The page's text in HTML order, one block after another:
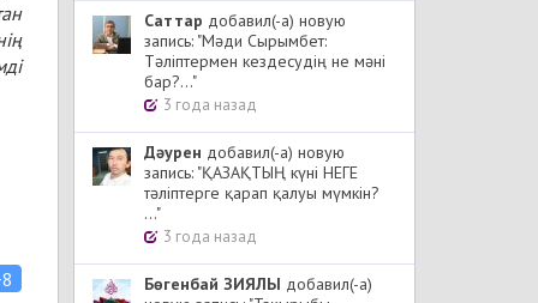
Cаттар добавил(-а) новую
запись: "Мәди Сырымбет:
Тәліптермен кездесудің не мәні
бар?..."
3 года назад
Дәурен добавил(-а) новую
запись: "ҚАЗАҚТЫҢ күні НЕГЕ
тәліптерге қарап қалуы мүмкін?
..."
3 года назад
Бөгенбай ЗИЯЛЫ добавил(-а)